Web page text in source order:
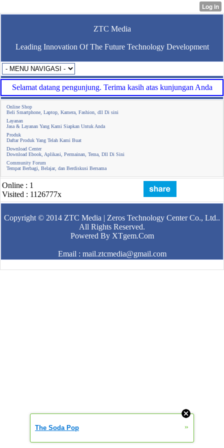
ZTC Media
Leading Innovation Of The Future Technology Development
Selamat datang pengunjung. Terima kasih atas kunjungan Anda
Online Shop
Beli Smartphone, Laptop, Kamera, Fashion, dll Di sini
Layanan
Jasa & Layanan Yang Kami Siapkan Untuk Anda
Produk
Daftar Produk Yang Telah Kami Buat
Download Center
Download Ebook, Aplikasi, Permainan, Tema, Dll Di Sini
Community Forum
Tempat Berbagi, Belajar, dan Berdiskusi Bersama
Online : 1
Visited : 1126777x
Copyright © 2014 ZTC Media | Zeros Technology Center Co., Ltd..
All Rights Reserved.
Powered By XTgem.Com
Email : mail.ztcmedia@gmail.com
The Soda Pop »